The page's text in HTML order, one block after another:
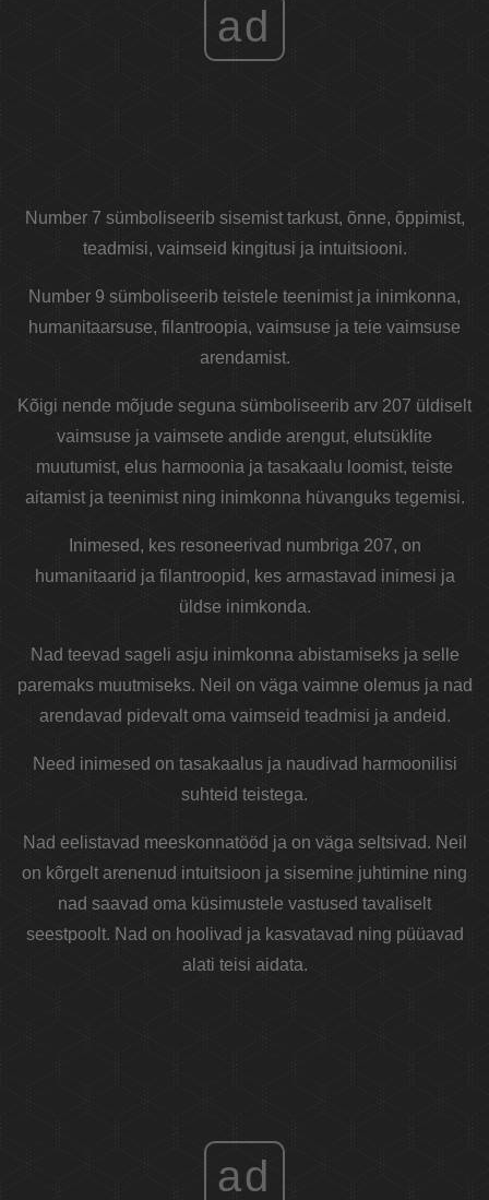
ad
Number 7 sümboliseerib sisemist tarkust, õnne, õppimist,
teadmisi, vaimseid kingitusi ja intuitsiooni.
Number 9 sümboliseerib teistele teenimist ja inimkonna,
humanitaarsuse, filantroopia, vaimsuse ja teie vaimsuse
arendamist.
Kõigi nende mõjude seguna sümboliseerib arv 207 üldiselt
vaimsuse ja vaimsete andide arengut, elutsüklite
muutumist, elus harmoonia ja tasakaalu loomist, teiste
aitamist ja teenimist ning inimkonna hüvanguks tegemisi.
Inimesed, kes resoneerivad numbriga 207, on
humanitaarid ja filantroopid, kes armastavad inimesi ja
üldse inimkonda.
Nad teevad sageli asju inimkonna abistamiseks ja selle
paremaks muutmiseks. Neil on väga vaimne olemus ja nad
arendavad pidevalt oma vaimseid teadmisi ja andeid.
Need inimesed on tasakaalus ja naudivad harmoonilisi
suhteid teistega.
Nad eelistavad meeskonnatööd ja on väga seltsivad. Neil
on kõrgelt arenenud intuitsioon ja sisemine juhtimine ning
nad saavad oma küsimustele vastused tavaliselt
seestpoolt. Nad on hoolivad ja kasvatavad ning püüavad
alati teisi aidata.
ad